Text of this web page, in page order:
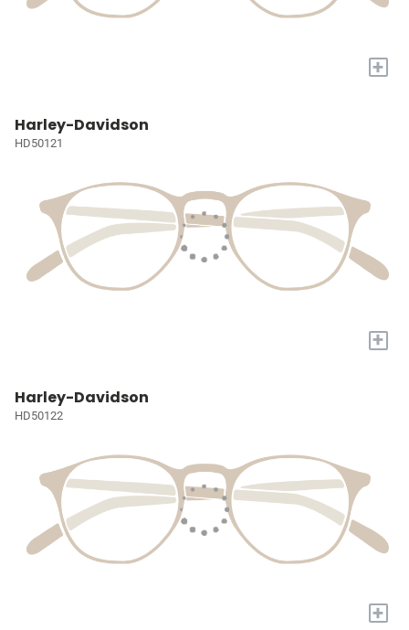
+
Harley-Davidson
HD50121
+
Harley-Davidson
HD50122
+